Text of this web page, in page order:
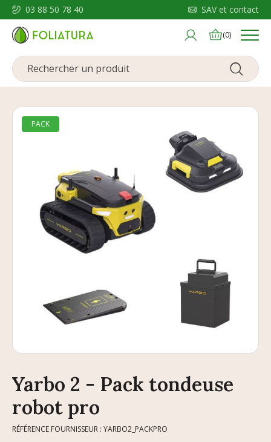
03 88 50 78 40 SAV et contact
(0) Menu
PACK
Yarbo 2 - Pack tondeuse
robot pro
RÉFÉRENCE FOURNISSEUR : YARBO2_PACKPRO